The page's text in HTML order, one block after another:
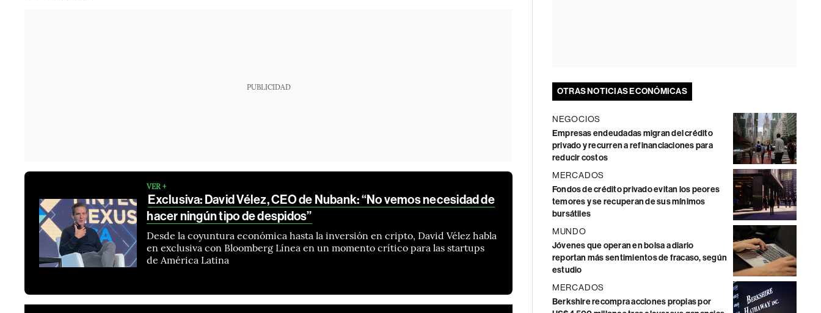
PUBLICIDAD
VER +
Exclusiva: David Vélez, CEO de Nubank: “No vemos necesidad de
hacer ningún tipo de despidos”
Desde la coyuntura económica hasta la inversión en cripto, David Vélez habla
en exclusiva con Bloomberg Línea en un momento crítico para las startups
de América Latina
OTRAS NOTICIAS ECONÓMICAS
NEGOCIOS
Empresas endeudadas migran del crédito
privado y recurren a refinanciaciones para
reducir costos
MERCADOS
Fondos de crédito privado evitan los peores
temores y se recuperan de sus mínimos
bursátiles
MUNDO
Jóvenes que operan en bolsa a diario
reportan más sentimientos de fracaso, según
estudio
MERCADOS
Berkshire recompra acciones propias por